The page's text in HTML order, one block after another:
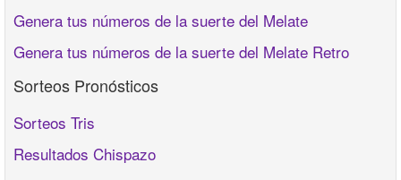
Genera tus números de la suerte del Melate
Genera tus números de la suerte del Melate Retro
Sorteos Pronósticos
Sorteos Tris
Resultados Chispazo